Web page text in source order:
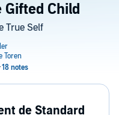
Child
True Self
de Standard